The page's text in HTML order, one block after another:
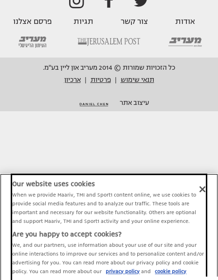
אודות צור קשר תגיות פרסם אצלנו
כל הזכויות שמורות © 2014 מעריב און ליין בע"מ.
תנאי שימוש
פרטיות ארכיון
עיצוב אתר
Our website uses cookies
When we provide Maariv, TMI and Sport1 content online, we use cookies to
provide social media features and to analyze our traffic. These tools are
important and necessary for our website functionality. Others are optional
and support Maariv, TMI and Sport1 activity and your online experience.
Are you happy to accept cookies?
We, and our partners, use information about your use of our site and your
online interactions to improve our services and to personalize content and/or
advertising for you. You can read more about our privacy policy and cookie
policy. You can read more about our
privacy policy and cookie policy